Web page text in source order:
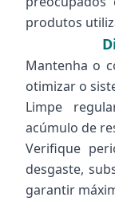
produtos
Mantenha o
otimizar o
Limpe
acúmulo de
Verifique
desgaste,
garantir